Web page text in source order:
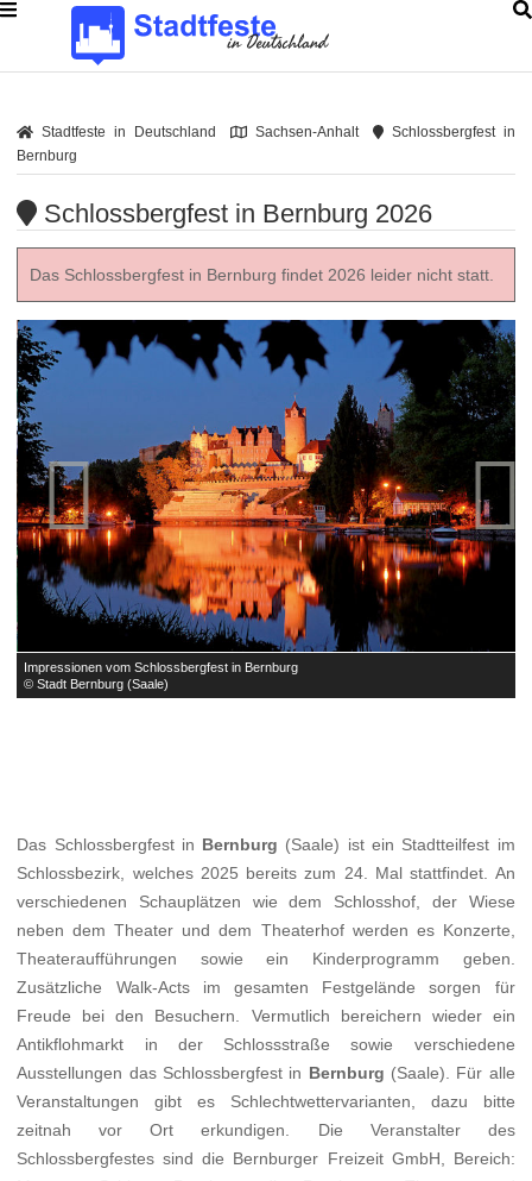
Stadtfeste in Deutschland Sachsen-Anhalt
Schlossbergfest in
Bernburg
Schlossbergfest in Bernburg 2026
Das Schlossbergfest in Bernburg findet 2026 leider nicht statt.
Impressionen vom Schlossbergfest in Bernburg
© Stadt Bernburg (Saale)
 
Das Schlossbergfest in Bernburg (Saale) ist ein Stadtteilfest im
Schlossbezirk, welches 2025 bereits zum 24. Mal stattfindet. An
verschiedenen Schauplätzen wie dem Schlosshof, der Wiese
neben dem Theater und dem Theaterhof werden es Konzerte,
Theateraufführungen sowie ein Kinderprogramm geben.
Zusätzliche Walk-Acts im gesamten Festgelände sorgen für
Freude bei den Besuchern. Vermutlich bereichern wieder ein
Antikflohmarkt in der Schlossstraße sowie verschiedene
Ausstellungen das Schlossbergfest in Bernburg (Saale). Für alle
Veranstaltungen gibt es Schlechtwettervarianten, dazu bitte
zeitnah vor Ort erkundigen. Die Veranstalter des
Schlossbergfestes sind die Bernburger Freizeit GmbH, Bereich: